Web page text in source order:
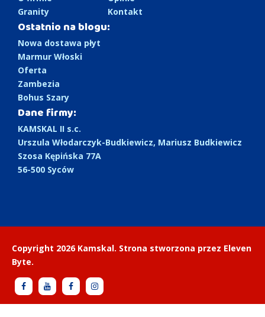
Granity
Kontakt
Ostatnio na blogu:
Nowa dostawa płyt
Marmur Włoski
Oferta
Zambezia
Bohus Szary
Dane firmy:
KAMSKAL II s.c.
Urszula Włodarczyk-Budkiewicz, Mariusz Budkiewicz
Szosa Kępińska 77A
56-500 Syców
Copyright 2026 Kamskal. Strona stworzona przez Eleven
Byte.